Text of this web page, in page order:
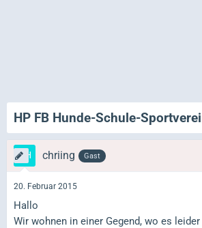
HP FB Hunde-Schule-
chriing Gast
20. Februar 2015
Hallo
Wir wohnen in einer Gegend, wo es